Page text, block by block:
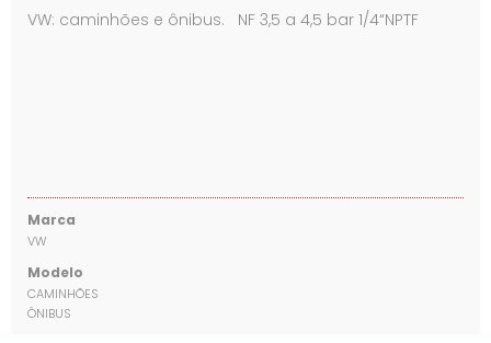
VW: caminhões e ônibus. NF 3,5 a 4,5 bar 1/4“NPTF
Marca
VW
Modelo
CAMINHÕES
ÔNIBUS